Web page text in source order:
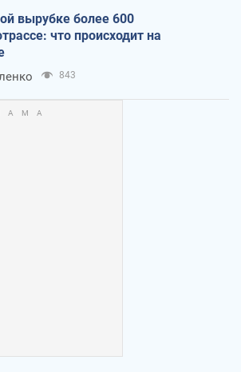
вырубке более 600
что происходит на
843